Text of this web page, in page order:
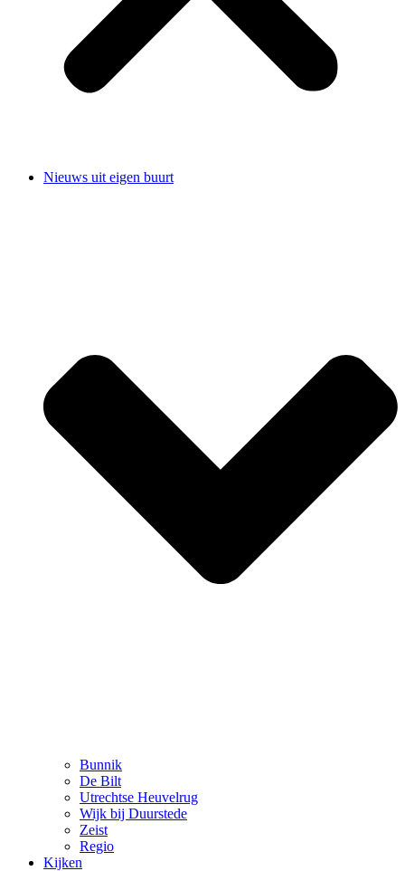
Nieuws uit eigen buurt
Bunnik
De Bilt
Utrechtse Heuvelrug
Wijk bij Duurstede
Zeist
Regio
Kijken